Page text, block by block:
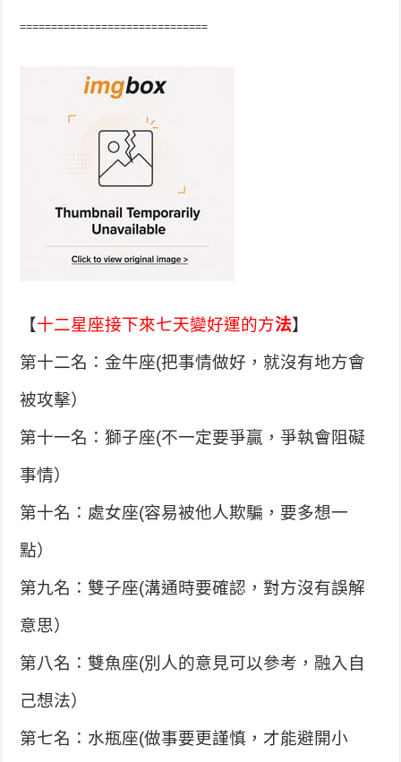
==============================
【十二星座接下來七天變好運的方法】
第十二名：金牛座(把事情做好，就沒有地方會
被攻擊）
第十一名：獅子座(不一定要爭贏，爭執會阻礙
事情）
第十名：處女座(容易被他人欺騙，要多想一
點）
第九名：雙子座(溝通時要確認，對方沒有誤解
意思）
第八名：雙魚座(別人的意見可以參考，融入自
己想法）
第七名：水瓶座(做事要更謹慎，才能避開小